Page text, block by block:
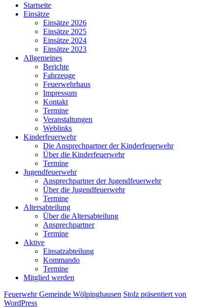
Startseite
Einsätze
Einsätze 2026
Einsätze 2025
Einsätze 2024
Einsätze 2023
Allgemeines
Berichte
Fahrzeuge
Feuerwehrhaus
Impressum
Kontakt
Termine
Veranstaltungen
Weblinks
Kinderfeuerwehr
Die Ansprechpartner der Kinderfeuerwehr
Über die Kinderfeuerwehr
Termine
Jugendfeuerwehr
Ansprechpartner der Jugendfeuerwehr
Über die Jugendfeuerwehr
Termine
Altersabteilung
Über die Altersabteilung
Ansprechpartner
Termine
Aktive
Einsatzabteilung
Kommando
Termine
Mitglied werden
Feuerwehr Gemeinde Wölpinghausen Stolz präsentiert von
WordPress